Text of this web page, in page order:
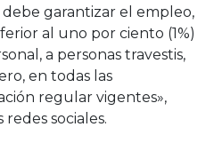
garantizar el empleo,
al uno por ciento (1%)
a personas travestis,
en todas las
regular vigentes»,
sociales.